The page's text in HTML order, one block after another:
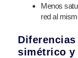
Menos
red al
simétrico